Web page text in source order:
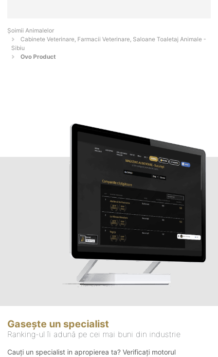
Şoimii Animalelor
Cabinete Veterinare, Farmacii Veterinare, Saloane Toaletaj Animale -
Sibiu
Ovo Product
Gasește un specialist
Ranking-ul îi adună pe cei mai buni din industrie
Cauți un specialist in apropierea ta? Verificați motorul